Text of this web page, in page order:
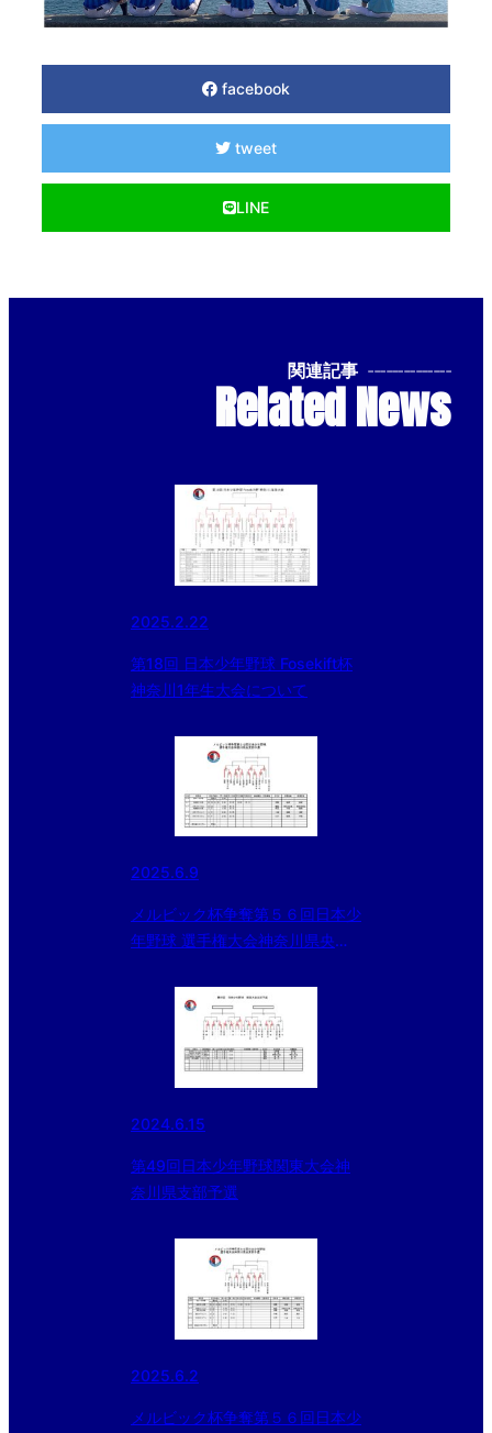
facebook
tweet
LINE
関連記事 --------------
Related News
2025.2.22
第18回 日本少年野球 Fosekift杯
神奈川1年生大会について
2025.6.9
メルビック杯争奪第５６回日本少
年野球 選手権大会神奈川県央支
2024.6.15
第49回日本少年野球関東大会神
奈川県支部予選
2025.6.2
メルビック杯争奪第５６回日本少